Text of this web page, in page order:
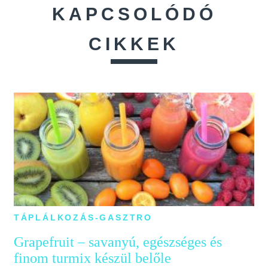
KAPCSOLÓDÓ
CIKKEK
TÁPLÁLKOZÁS-GASZTRO
Grapefruit – savanyú, egészséges és
finom turmix készül belőle